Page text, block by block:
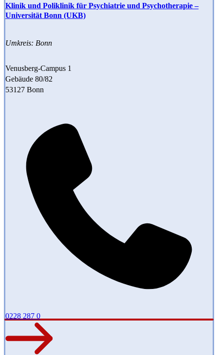
Klinik und Poliklinik für Psychiatrie und Psychotherapie –
Universität Bonn (UKB)
Umkreis: Bonn
Venusberg-Campus 1
Gebäude 80/82
53127 Bonn
0228 287 0